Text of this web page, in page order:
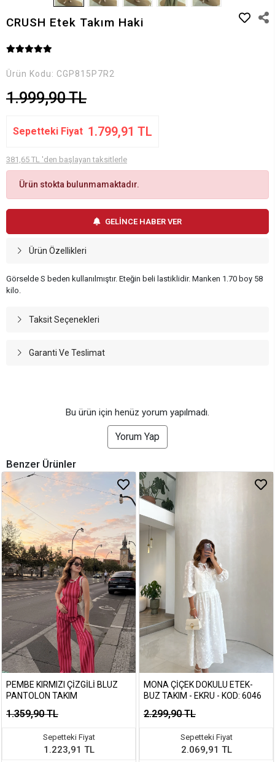
CRUSH Etek Takım Haki
Ürün Kodu: CGP815P7R2
1.999,90 TL
Sepetteki Fiyat 1.799,91 TL
381,65 TL 'den başlayan taksitlerle
Ürün stokta bulunmamaktadır.
GELİNCE HABER VER
Ürün Özellikleri
Görselde S beden kullanılmıştır. Eteğin beli lastiklidir. Manken 1.70 boy 58
kilo.
Taksit Seçenekleri
Garanti Ve Teslimat
Bu ürün için henüz yorum yapılmadı.
Yorum Yap
Benzer Ürünler
PEMBE KIRMIZI ÇIZGILI BLUZ
PANTOLON TAKIM
1.359,90 TL
Sepetteki Fiyat
1.223,91 TL
MONA ÇIÇEK DOKULU ETEK-
BUZ TAKIM - EKRU - KOD: 6046
2.299,90 TL
Sepetteki Fiyat
2.069,91 TL